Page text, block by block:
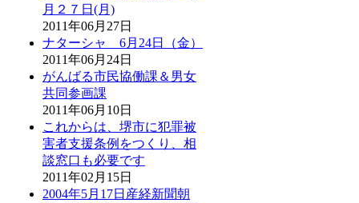
月２７日(月)
2011年06月27日
ナターシャ 6月24日（金）
2011年06月24日
がんばる市民協働課＆男女
共同参画課
2011年06月10日
これからは、堺市に犯罪被
害者支援条例をつくり、相
談窓口も必要です
2011年02月15日
2004年5月17日産経新聞朝